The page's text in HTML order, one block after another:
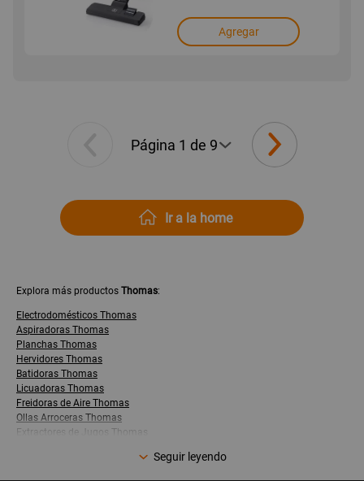
Agregar
Ir a la home
Explora más productos Thomas:
Electrodomésticos Thomas
Aspiradoras Thomas
Planchas Thomas
Hervidores Thomas
Batidoras Thomas
Licuadoras Thomas
Freidoras de Aire Thomas
Ollas Arroceras Thomas
Extractores de Jugos Thomas
Seguir leyendo